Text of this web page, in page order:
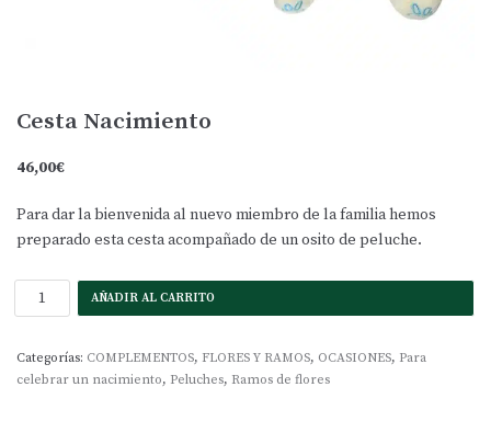
Cesta Nacimiento
46,00€
Para dar la bienvenida al nuevo miembro de la familia hemos
preparado esta cesta acompañado de un osito de peluche.
AÑADIR AL CARRITO
Categorías: COMPLEMENTOS, FLORES Y RAMOS, OCASIONES, Para
celebrar un nacimiento, Peluches, Ramos de flores